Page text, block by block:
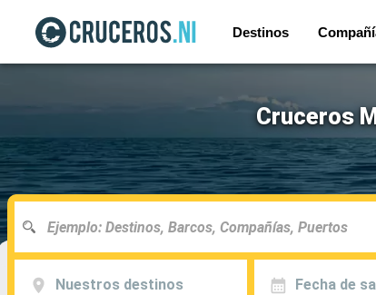
Destinos
Cruceros
Nuestros destinos Fecha de